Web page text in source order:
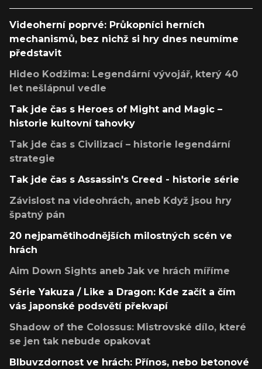
Videoherní poprvé: Průkopníci herních
mechanismů, bez nichž si hry dnes neumíme
představit
Hideo Kodžima: Legendární vývojář, který 40
let nešlápnul vedle
Tak jde čas s Heroes of Might and Magic –
historie kultovní tahovky
Tak jde čas s Civilizací – historie legendární
strategie
Tak jde čas s Assassin's Creed - historie série
Závislost na videohrách, aneb Když jsou hry
špatný pán
20 nejpamětihodnějších milostných scén ve
hrách
Aim Down Sights aneb Jak ve hrách míříme
Série Yakuza / Like a Dragon: Kde začít a čím
vás japonské podsvětí překvapí
Shadow of the Colossus: Mistrovské dílo, které
se jen tak nebude opakovat
Blbuvzdornost ve hrách: Přínos, nebo betonové